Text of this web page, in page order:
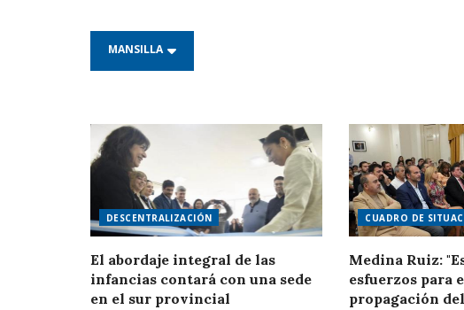
MANSILLA
DESCENTRALIZACIÓN
El abordaje integral de las
infancias contará con una sede
en el sur provincial
CUADRO DE
Medina Ruiz:
esfuerzos para
propagación